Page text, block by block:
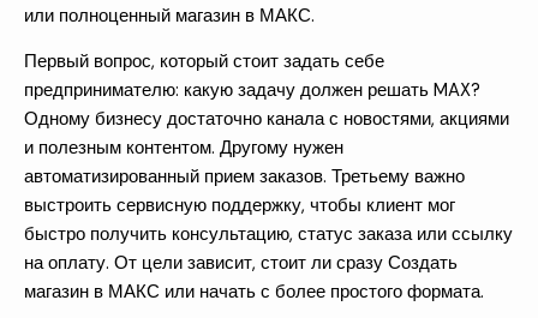
или полноценный магазин в МАКС.
Первый вопрос, который стоит задать себе
предпринимателю: какую задачу должен решать MAX?
Одному бизнесу достаточно канала с новостями, акциями
и полезным контентом. Другому нужен
автоматизированный прием заказов. Третьему важно
выстроить сервисную поддержку, чтобы клиент мог
быстро получить консультацию, статус заказа или ссылку
на оплату. От цели зависит, стоит ли сразу Создать
магазин в МАКС или начать с более простого формата.